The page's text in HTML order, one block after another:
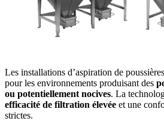
Les installations d’aspiration de
pour les environnements produisant des
ou potentiellement nocives. La
efficacité de filtration élevée et une
strictes.